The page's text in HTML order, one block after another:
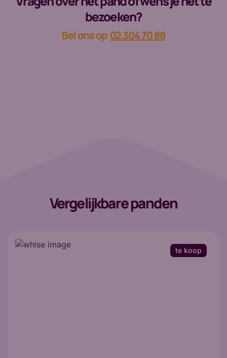
bezoeken?
Bel ons op 02 304 70 88
Vergelijkbare panden
te koop